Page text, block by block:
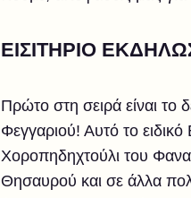
ΕΙΣΙΤΗΡΙΟ
Πρώτο στη σειρά είναι το
Φεγγαριού! Αυτό το
Χοροπηδηχτούλι του
Θησαυρού και σε άλλα